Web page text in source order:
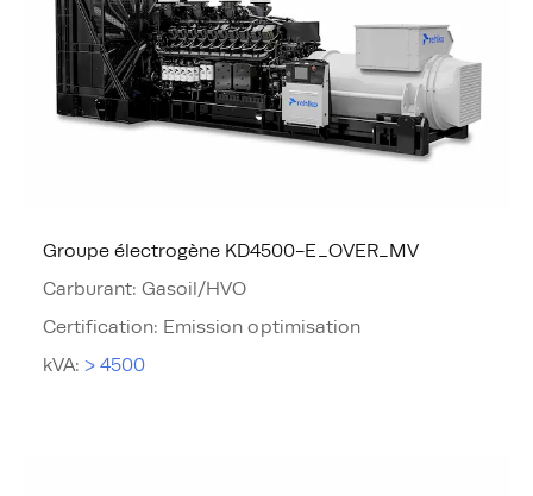
Groupe électrogène KD4500-E_OVER_MV
Carburant: Gasoil/HVO
Certification: Emission optimisation
kVA:> 4500